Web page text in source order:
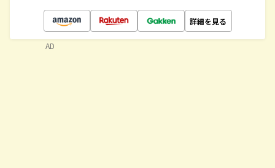
詳細を見る
AD